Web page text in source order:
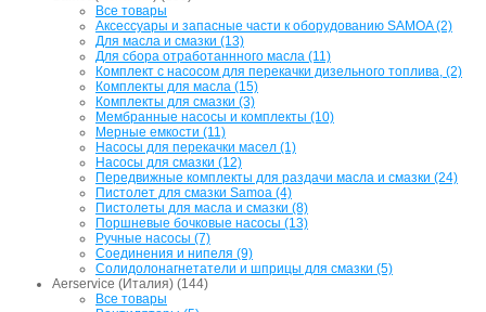
Все товары
Аксессуары и запасные части к оборудованию SAMOA (2)
Для масла и смазки (13)
Для сбора отработаннного масла (11)
Комплект с насосом для перекачки дизельного топлива, (2)
Комплекты для масла (15)
Комплекты для смазки (3)
Мембранные насосы и комплекты (10)
Мерные емкости (11)
Насосы для перекачки масел (1)
Насосы для смазки (12)
Передвижные комплекты для раздачи масла и смазки (24)
Пистолет для смазки Samoa (4)
Пистолеты для масла и смазки (8)
Поршневые бочковые насосы (13)
Ручные насосы (7)
Соединения и нипеля (9)
Солидолонагнетатели и шприцы для смазки (5)
Aerservice (Италия) (144)
Все товары